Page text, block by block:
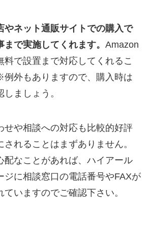
やネット通販サイトでの購入で
まで実施してくれます。 Amazon
料で設置まで対応してくれるこ
外もありますので、購入時は
ましょう。
せや相談への対応も比較的好評
れることはまずありません。
配なことがあれば、ハイアール
ジに相談窓口の電話番号やFAXが
いますのでご確認下さい。